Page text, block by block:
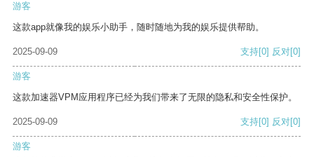
游客
这款app就像我的娱乐小助手，随时随地为我的娱乐提供帮助。
2025-09-09 支持[0] 反对[0]
游客
这款加速器VPM应用程序已经为我们带来了无限的隐私和安全性保护。
2025-09-09 支持[0] 反对[0]
游客